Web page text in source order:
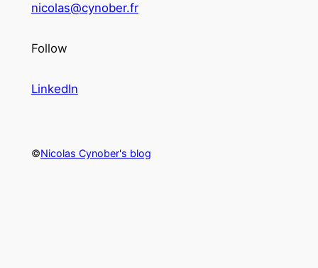
nicolas@cynober.fr
Follow
LinkedIn
©Nicolas Cynober's blog